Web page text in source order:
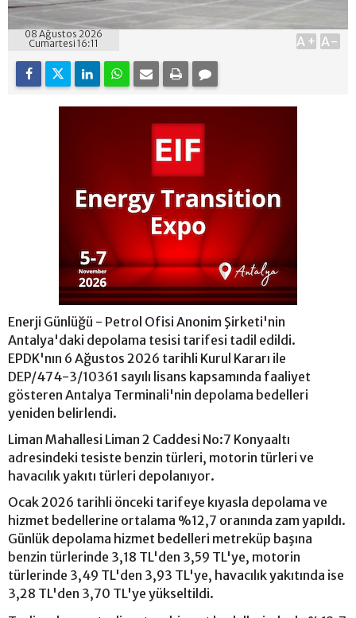
08 Ağustos 2026
Cumartesi 16:11
A+ A-
Enerji Günlüğü - Petrol Ofisi Anonim Şirketi'nin
Antalya'daki depolama tesisi tarifesi tadil edildi.
EPDK'nın 6 Ağustos 2026 tarihli Kurul Kararı ile
DEP/474-3/10361 sayılı lisans kapsamında faaliyet
gösteren Antalya Terminali'nin depolama bedelleri
yeniden belirlendi.
Liman Mahallesi Liman 2 Caddesi No:7 Konyaaltı
adresindeki tesiste benzin türleri, motorin türleri ve
havacılık yakıtı türleri depolanıyor.
Ocak 2026 tarihli önceki tarifeye kıyasla depolama ve
hizmet bedellerine ortalama %12,7 oranında zam yapıldı.
Günlük depolama hizmet bedelleri metreküp başına
benzin türlerinde 3,18 TL'den 3,59 TL'ye, motorin
türlerinde 3,49 TL'den 3,93 TL'ye, havacılık yakıtında ise
3,28 TL'den 3,70 TL'ye yükseltildi.